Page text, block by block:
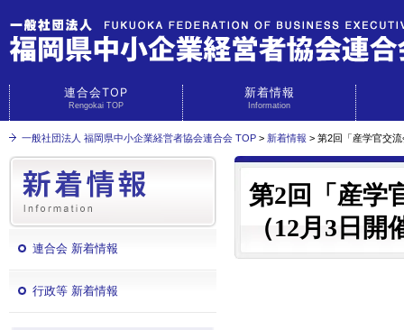
連合会TOP
Rengokai TOP
新着情報
Information
一般社団法人 福岡県中小企業経営者協会連合会 TOP> 新着情報 > 第2回「産学官交
連合会 新着情報
行政等 新着情報
第2回「産学
（12月3日開